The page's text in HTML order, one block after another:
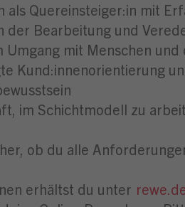
als Quereinsteiger:in mit
der Bearbeitung und
Umgang mit Menschen
Kund:innenorientierung
im Schichtmodell zu
ob du alle
erhältst du unter